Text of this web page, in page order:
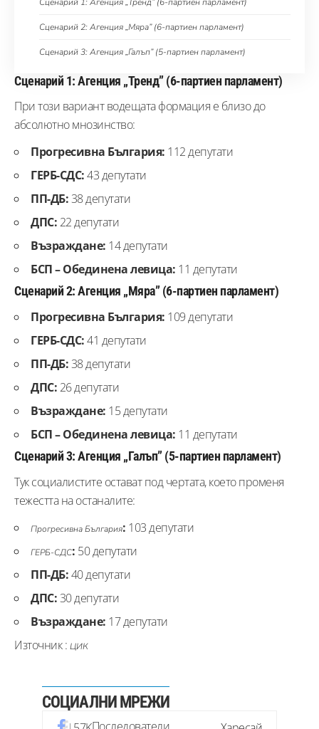
Сценарий 2: Агенция „Мяра” (6-партиен парламент)
Сценарий 3: Агенция „Галъп” (5-партиен парламент)
Сценарий 1: Агенция „Тренд” (6-партиен парламент)
При този вариант водещата формация е близо до
абсолютно мнозинство:
Прогресивна България: 112 депутати
ГЕРБ-СДС:43 депутати
ПП-ДБ: 38 депутати
ДПС: 22 депутати
Възраждане: 14 депутати
БСП – Обединена левица: 11 депутати
Сценарий 2: Агенция „Мяра” (6-партиен парламент)
Прогресивна България: 109 депутати
ГЕРБ-СДС:41 депутати
ПП-ДБ: 38 депутати
ДПС: 26 депутати
Възраждане: 15 депутати
БСП – Обединена левица: 11 депутати
Сценарий 3: Агенция „Галъп” (5-партиен парламент)
Тук социалистите остават под чертата, което променя
тежестта на останалите:
Прогресивна България: 103 депутати
ГЕРБ-СДС: 50 депутати
ПП-ДБ:40 депутати
ДПС: 30 депутати
Възраждане: 17 депутати
Източник : ЦИК
СОЦИАЛНИ МРЕЖИ
Последователи